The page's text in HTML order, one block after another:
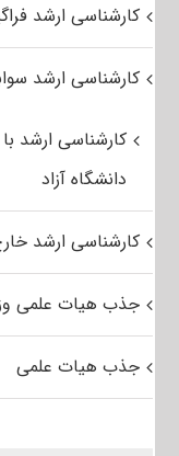
کارشناسی ارشد
کارشناسی ارشد
کارشناسی ارشد
دانشگاه آزاد
کارشناسی ارشد
جذب هیات علمی
جذب هیات علمی